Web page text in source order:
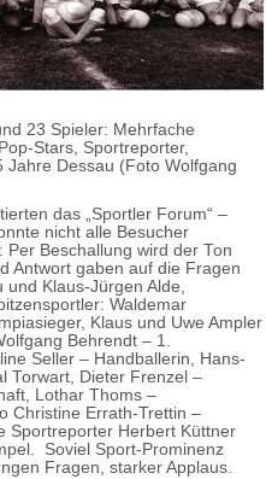
23 Spieler: Mehrfache
Stars, Sportreporter,
Jahre Dessau (Foto Wolfgang
das „Sportler Forum“ –
nicht alle Besucher
Beschallung wird der Ton
Antwort gaben auf die Fragen
und Klaus-Jürgen Alde,
Waldemar
Klaus und Uwe Ampler
Behrendt – 1.
Seller – Handballerin, Hans-
Torwart, Dieter Frenzel –
Lothar Thoms –
Christine Errath-Trettin –
Sportreporter Herbert Küttner
Soviel Sport-Prominenz
Fragen, starker Applaus.